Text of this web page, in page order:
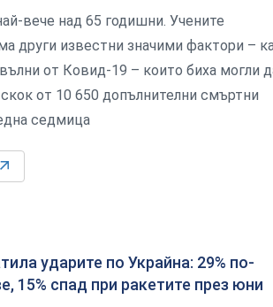
вече над 65 годишни. Учените
други известни значими фактори –
от Ковид-19 – които биха могли
от 10 650 допълнителни смъртни
седмица
ударите по Украйна: 29% по-
15% спад при ракетите през юни